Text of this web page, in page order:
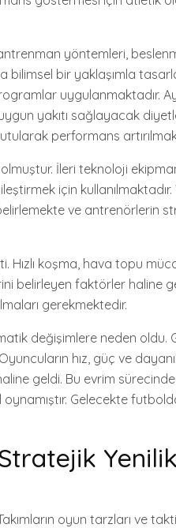
yöntemleri,
bilimsel bir yaklaşımla
uygulanmaktadır.
yakıtı sağlayacak
performans
İleri teknoloji
için
ve antrenörlerin
koşma, hava topu
belirleyen faktörler haline
gerekmektedir.
değişimlere neden oldu.
hız, güç ve
geldi. Bu evrim
Gelecekte
oyun tarzları ve